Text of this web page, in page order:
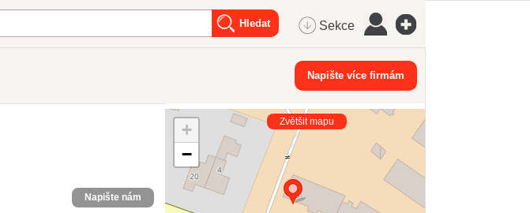
Sekce
Napište více firmám
Napište nám
+
−
Zvětšit mapu